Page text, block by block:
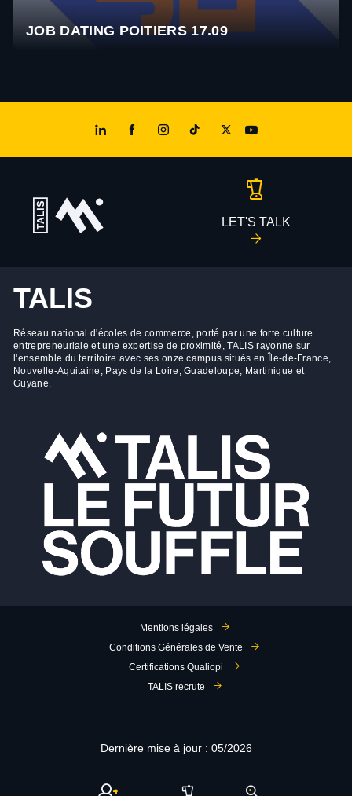
JOB DATING POITIERS 17.09
LET'S TALK
TALIS
Réseau national d'écoles de commerce, porté par une forte culture
entrepreneuriale et une expertise de proximité, TALIS rayonne sur
l'ensemble du territoire avec ses onze campus situés en Île-de-France,
Nouvelle-Aquitaine, Pays de la Loire, Guadeloupe, Martinique et
Guyane.
Mentions légales
Conditions Générales de Vente
Certifications Qualiopi
TALIS recrute
Dernière mise à jour : 05/2026